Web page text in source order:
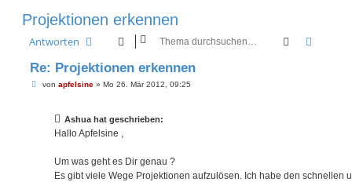
Projektionen erkennen
Antworten Suche
Re: Projektionen erkennen
Bvon apfelsine» Mo 26. Mär 2012, 09:25
Ashua hat geschrieben:
Hallo Apfelsine ,
Um was geht es Dir genau ?
Es gibt viele Wege Projektionen aufzulösen. Ich habe den schnellen